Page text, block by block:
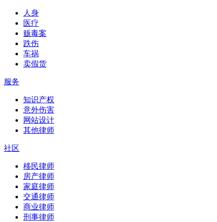
人身
医疗
贩毒案
跌伤
车祸
卖假货
服务
知识产权
意外伤害
网站设计
其他律师
社区
移民律师
房产律师
家庭律师
交通律师
商业律师
刑事律师